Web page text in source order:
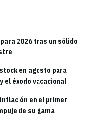
2026 tras un sólido
en agosto para
el éxodo vacacional
en el primer
de su gama